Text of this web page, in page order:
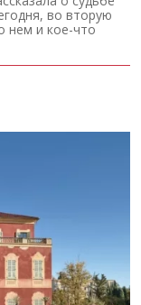
во вторую
нем и кое-что